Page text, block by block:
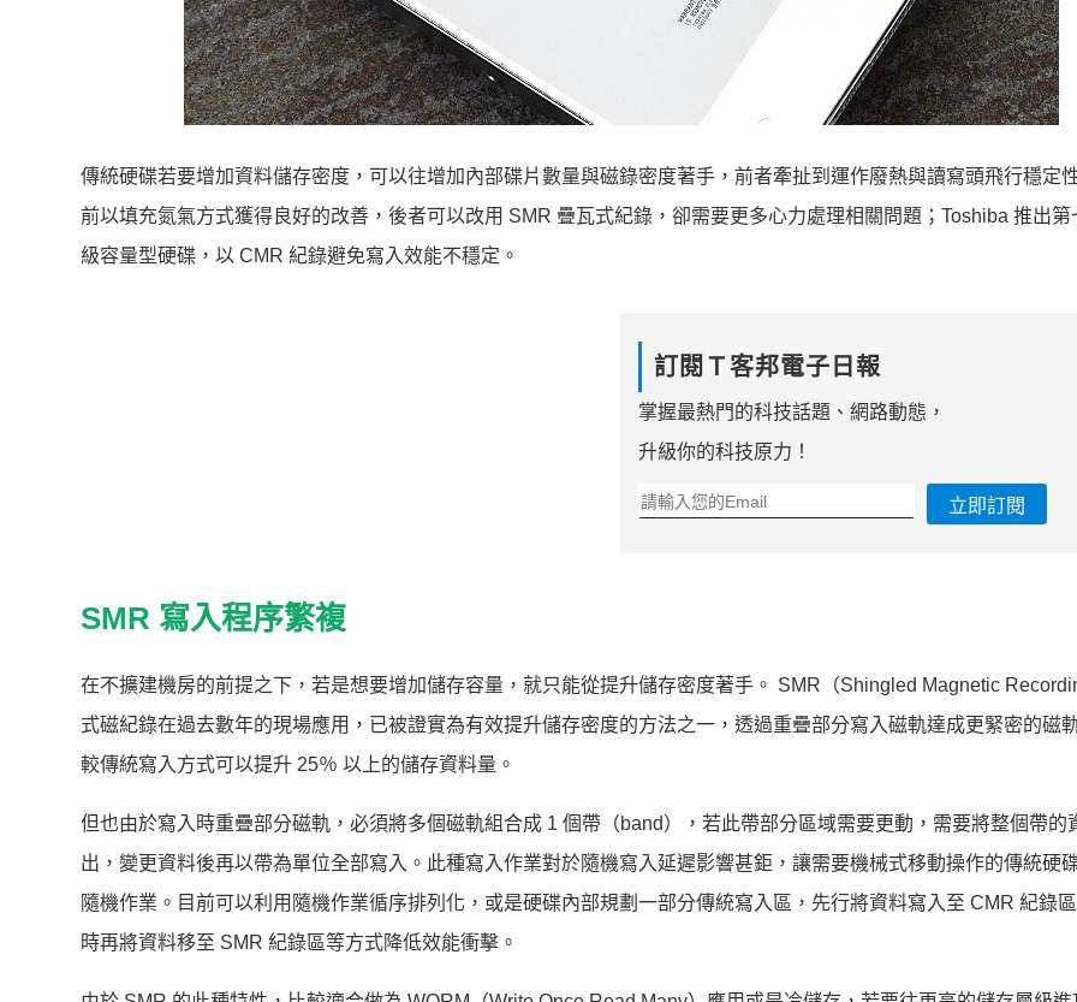
傳統硬碟若要增加資料儲存密度，可以往增加內部碟片數量與磁錄密度著手，前者牽扯到運作廢熱與讀寫頭飛行穩定
前以填充氮氣方式獲得良好的改善，後者可以改用 SMR 疊瓦式紀錄，卻需要更多心力處理相關問題；Toshiba 推出第
級容量型硬碟，以 CMR 紀錄避免寫入效能不穩定。
訂閱Ｔ客邦電子日報
掌握最熱門的科技話題、網路動態，
升級你的科技原力！
立即訂閱
SMR 寫入程序繁複
在不擴建機房的前提之下，若是想要增加儲存容量，就只能從提升儲存密度著手。 SMR（Shingled Magnetic
式磁紀錄在過去數年的現場應用，已被證實為有效提升儲存密度的方法之一，透過重疊部分寫入磁軌達成更緊密的磁
較傳統寫入方式可以提升 25％ 以上的儲存資料量。
但也由於寫入時重疊部分磁軌，必須將多個磁軌組合成 1 個帶（band），若此帶部分區域需要更動，需要將整個帶的
出，變更資料後再以帶為單位全部寫入。此種寫入作業對於隨機寫入延遲影響甚鉅，讓需要機械式移動操作的傳統硬
隨機作業。目前可以利用隨機作業循序排列化，或是硬碟內部規劃一部分傳統寫入區，先行將資料寫入至 CMR 紀錄
時再將資料移至 SMR 紀錄區等方式降低效能衝擊。